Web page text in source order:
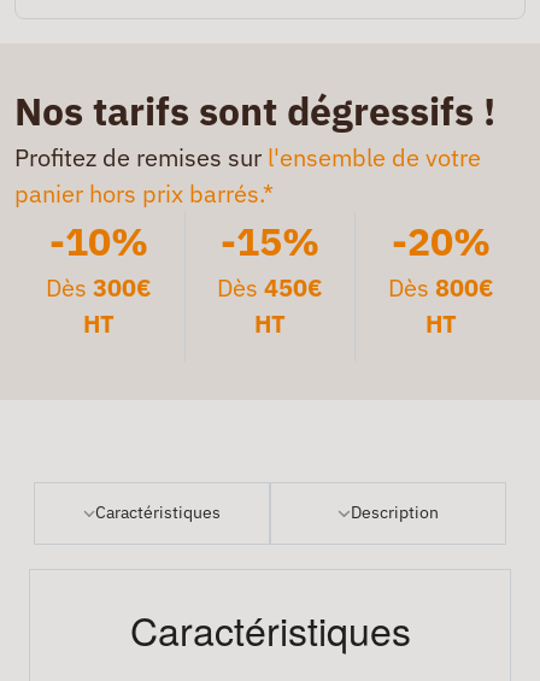
Nos tarifs sont dégressifs !
Profitez de remises sur l'ensemble de votre
panier hors prix barrés.*
-10%
Dès300€
HT
-15%
Dès 450€
HT
-20%
Dès 800€
HT
Caractéristiques Description
Caractéristiques